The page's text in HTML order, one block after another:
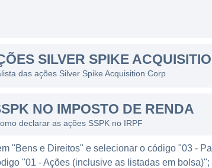
SILVER SPIKE
das ações Silver Spike Acquisition Corp
NO IMPOSTO DE RENDA
declarar as ações SSPK no IRPF
"Bens e Direitos" e selecionar o código "03 -
"01 - Ações (inclusive as listadas em bolsa)";